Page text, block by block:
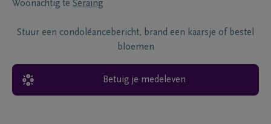
Woonachtig te Seraing
Stuur een condoléancebericht, brand een kaarsje of bestel
bloemen
Betuig je medeleven